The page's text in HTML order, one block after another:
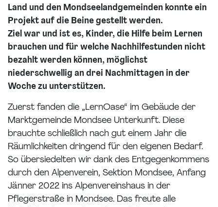
Land und den Mondseelandgemeinden konnte ein
Projekt auf die Beine gestellt werden.
Ziel war und ist es, Kinder, die Hilfe beim Lernen
brauchen und für welche Nachhilfestunden nicht
bezahlt werden können, möglichst
niederschwellig an drei Nachmittagen in der
Woche zu unterstützen.
Zuerst fanden die „LernOase“ im Gebäude der
Marktgemeinde Mondsee Unterkunft. Diese
brauchte schließlich nach gut einem Jahr die
Räumlichkeiten dringend für den eigenen Bedarf.
So übersiedelten wir dank des Entgegenkommens
durch den Alpenverein, Sektion Mondsee, Anfang
Jänner 2022 ins Alpenvereinshaus in der
Pflegerstraße in Mondsee. Das freute alle